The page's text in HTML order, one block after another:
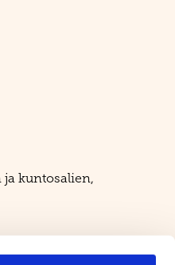
kuntosalien,